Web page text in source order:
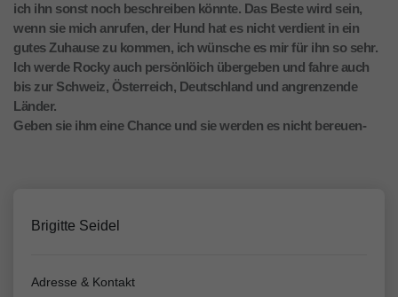
ich ihn sonst noch beschreiben könnte. Das Beste wird sein,
wenn sie mich anrufen, der Hund hat es nicht verdient in ein
gutes Zuhause zu kommen, ich wünsche es mir für ihn so sehr.
Ich werde Rocky auch persönlöich übergeben und fahre auch
bis zur Schweiz, Österreich, Deutschland und angrenzende
Länder.
Geben sie ihm eine Chance und sie werden es nicht bereuen-
Brigitte Seidel
Adresse & Kontakt